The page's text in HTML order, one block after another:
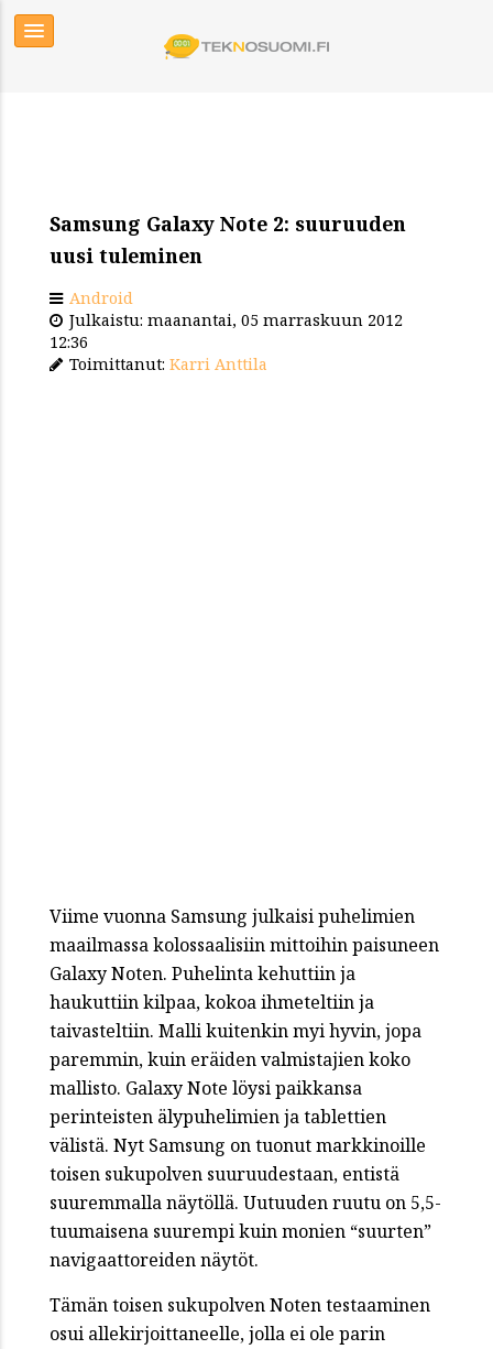
Samsung Galaxy Note 2: suuruuden
uusi tuleminen
Android
Julkaistu: maanantai, 05 marraskuun 2012
12:36
Toimittanut: Karri Anttila
Viime vuonna Samsung julkaisi puhelimien
maailmassa kolossaalisiin mittoihin paisuneen
Galaxy Noten. Puhelinta kehuttiin ja
haukuttiin kilpaa, kokoa ihmeteltiin ja
taivasteltiin. Malli kuitenkin myi hyvin, jopa
paremmin, kuin eräiden valmistajien koko
mallisto. Galaxy Note löysi paikkansa
perinteisten älypuhelimien ja tablettien
välistä. Nyt Samsung on tuonut markkinoille
toisen sukupolven suuruudestaan, entistä
suuremmalla näytöllä. Uutuuden ruutu on 5,5-
tuumaisena suurempi kuin monien “suurten”
navigaattoreiden näytöt.
Tämän toisen sukupolven Noten testaaminen
osui allekirjoittaneelle, jolla ei ole parin